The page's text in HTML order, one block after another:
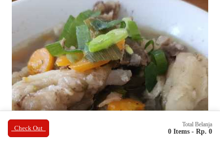
Check Out Total Belanja
0 Items - Rp. 0